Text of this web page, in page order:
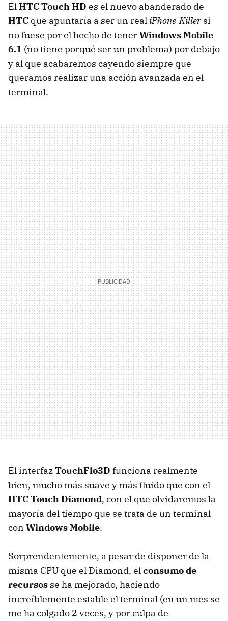
ElHTCTouch HD es el nuevo abanderado de
HTC que apuntaría a ser un real iPhone-Killersi
no fuese por el hecho de tenerWindows Mobile
6.1 (no tiene porqué ser un problema) por debajo
y al que acabaremos cayendo siempre que
queramos realizar una acción avanzada en el
terminal.
El interfazTouchFlo3D funciona realmente
bien, mucho más suave y más fluido que con el
HTCTouch Diamond, con el que olvidaremos la
mayoría del tiempo que se trata de un terminal
con Windows Mobile.
Sorprendentemente, a pesar de disponer de la
misma CPU que el Diamond, elconsumo de
recursos se ha mejorado, haciendo
increíblemente estable el terminal (en un mes se
me ha colgado 2 veces, y por culpa de